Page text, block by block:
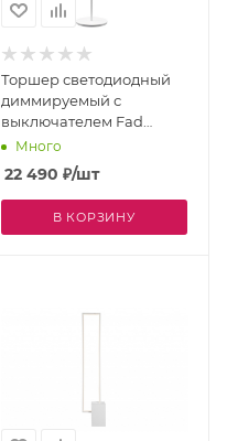
Торшер светодиодный
диммируемый с
выключателем Fad
MOD070FL-L12W3K
Много
22 490 ₽/шт
В КОРЗИНУ